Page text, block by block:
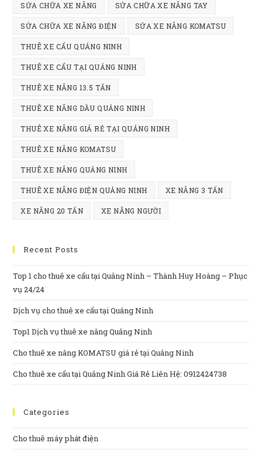
SỬA CHỮA XE NÂNG SỬA CHỮA XE NÂNG TAY
SỬA CHỮA XE NÂNG ĐIỆN SỬA XE NÂNG KOMATSU
THUÊ XE CẨU QUẢNG NINH
THUÊ XE CẨU TẠI QUẢNG NINH
THUÊ XE NÂNG 13.5 TẤN
THUÊ XE NÂNG DẦU QUẢNG NINH
THUÊ XE NÂNG GIÁ RẺ TẠI QUẢNG NINH
THUÊ XE NÂNG KOMATSU
THUÊ XE NÂNG QUẢNG NINH
THUÊ XE NÂNG ĐIỆN QUẢNG NINH XE NÂNG 3 TẤN
XE NÂNG 20 TẤN XE NÂNG NGƯỜI
Recent Posts
Top 1 cho thuê xe cẩu tại Quảng Ninh – Thành Huy Hoàng – Phục
vụ 24/24
Dịch vụ cho thuê xe cẩu tại Quảng Ninh
Top1 Dịch vụ thuê xe nâng Quảng Ninh
Cho thuê xe nâng KOMATSU giá rẻ tại Quảng Ninh
Cho thuê xe cẩu tại Quảng Ninh Giá Rẻ Liên Hệ: 0912424738
Categories
Cho thuê máy phát điện